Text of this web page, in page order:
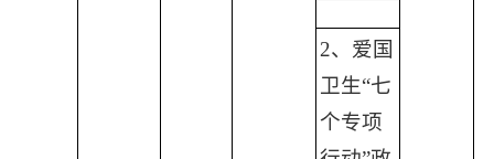
2、爱国
卫生“七
个专项